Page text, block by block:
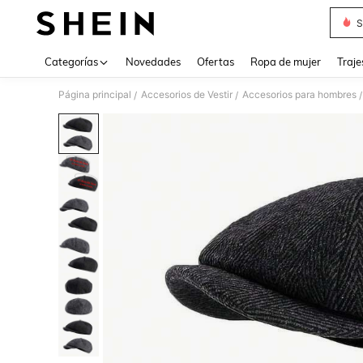
Categorías Novedades Ofertas Ropa de mujer
Página principal / Accesorios de Vestir / Accesorios para hombres /